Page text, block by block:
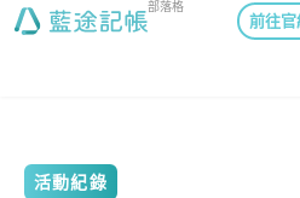
部落格
前往官
活動紀錄